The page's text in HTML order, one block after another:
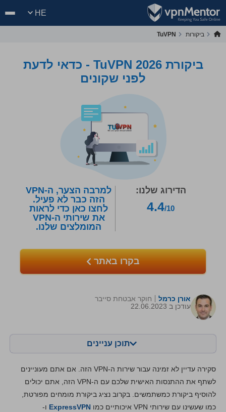
HE
ביקורות TuVPN
ביקורת TuVPN 2026 - כדאי לדעת
לפני שקונים
הדירוג שלנו:
4.4/10
למרבה הצער, ה-VPN
הזה כבר לא פעיל.
לחצו כאן כדי לראות
את שירותי ה-VPN
המומלצים שלנו.
בקרו באתר
אורן כרמל
עודכן ב 22.06.2023
חוקר אבטחת סייבר
תוכן עניינים
מאפיינים מרכזיים 8.3
התקנה ואפליקציות 8.9
סקירה עדיין לא זמינה עבור שירות ה-VPN הזה. אם אתם מעוניינים
לשתף את ההתנסות האישית שלכם עם ה-VPN הזה, אתם יכולים
להוסיף ביקורת כמשתמשים. בקרוב נציג ביקורת מומחים מפורטת,
כמו שעשינו עם שירותי VPN איכותיים כמו
ExpressVPN ו-